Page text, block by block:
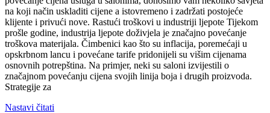
na koji način uskladiti cijene a istovremeno i zadržati postojeće
klijente i privući nove. Rastući troškovi u industriji ljepote Tijekom
prošle godine, industrija ljepote doživjela je značajno povećanje
troškova materijala. Čimbenici kao što su inflacija, poremećaji u
opskrbnom lancu i povećane tarife pridonijeli su višim cijenama
osnovnih potrepština. Na primjer, neki su saloni izvijestili o
značajnom povećanju cijena svojih linija boja i drugih proizvoda.
Strategije za
Nastavi čitati